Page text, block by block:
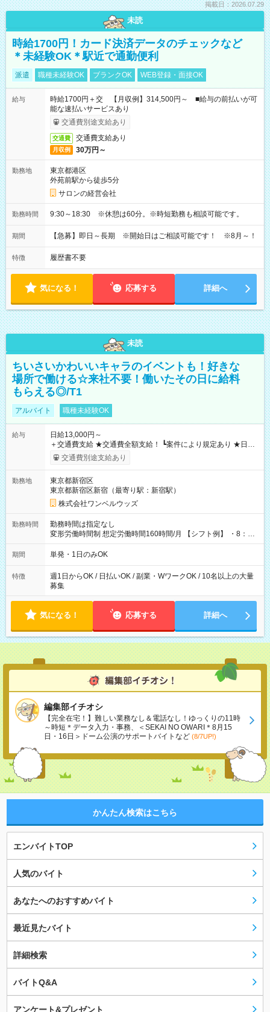
掲載日：2026.07.29
未読
時給1700円！カード決済データのチェックなど
＊未経験OK＊駅近で通勤便利
派遣 職種未経験OK ブランクOK WEB登録・面接OK
給与
時給1700円＋交 【月収例】314,500円～ ■給与の前払いが可
能な速払いサービスあり
交通費別途支給あり
交通費 交通費支給あり
月収例 30万円～
勤務地
東京都港区
外苑前駅から徒歩5分
サロンの経営会社
勤務時間 9:30～18:30 ※休憩は60分。※時短勤務も相談可能です。
期間 【急募】即日～長期 ※開始日はご相談可能です！ ※8月～！
特徴 履歴書不要
気になる！ 応募する 詳細へ
未読
ちいさいかわいいキャラのイベントも！好きな
場所で働ける☆来社不要！働いたその日に給料
もらえる◎/T1
アルバイト 職種未経験OK
給与
日給13,000円～
＋交通費支給 ★交通費全額支給！ ┗案件により規定あり ★日払
いOK！（規定あり） ┗働いたその日に現金GET♪ お仕事後はコ
ンビニATMから 日払い分を引き落とせます！ 【試用期間】試
交通費別途支給あり
勤務地
東京都新宿区
東京都新宿区新宿（最寄り駅：新宿駅）
株式会社ワンベルウッズ
勤務時間
勤務時間は指定なし
変形労働時間制 想定労働時間160時間/月 【シフト例】 ・8：00
～21：00
期間 単発・1日のみOK
特徴
週1日からOK / 日払いOK / 副業・WワークOK / 10名以上の大量
募集
気になる！ 応募する 詳細へ
編集部イチオシ
【完全在宅！】難しい業務なし＆電話なし！ゆっくりの11時
～時短＊データ入力・事務、＜SEKAI NO OWARI＊8月15
日・16日＞ドーム公演のサポートバイトなど (8/7UP!)
かんたん検索はこちら
エンバイトTOP
人気のバイト
あなたへのおすすめバイト
最近見たバイト
詳細検索
バイトQ&A
アンケート&プレゼント